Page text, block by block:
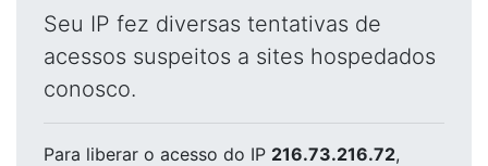
Seu IP fez diversas tentativas de
acessos suspeitos a sites hospedados
conosco.
Para liberar o acesso do IP 216.73.216.72,